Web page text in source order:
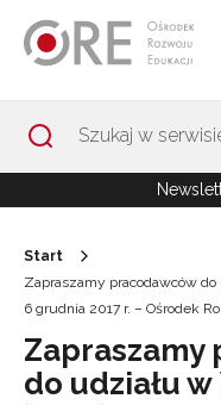
Start
Zapraszamy pracodawców
6 grudnia 2017 r. – Ośrodek
Zapraszamy
do udziału